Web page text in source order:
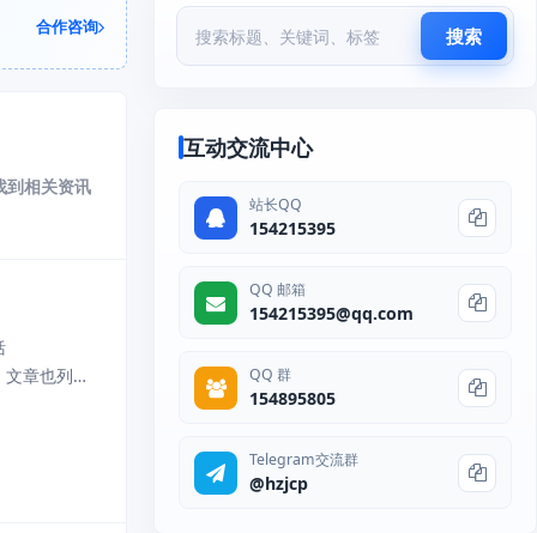
合作咨询
相关资讯
章也列举
搜索
互动交流中心
站长QQ
154215395
QQ 邮箱
154215395@qq.com
QQ 群
154895805
Telegram交流群
@hzjcp